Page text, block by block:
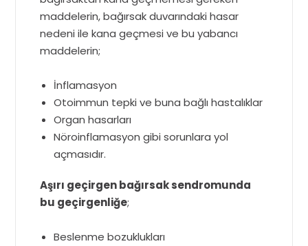
maddelerin, bağırsak duvarındaki hasar
nedeni ile kana geçmesi ve bu yabancı
maddelerin;
İnflamasyon
Otoimmun tepki ve buna bağlı hastalıklar
Organ hasarları
Nöroinflamasyon gibi sorunlara yol
açmasıdır.
Aşırı geçirgen bağırsak sendromunda
bu geçirgenliğe;
Beslenme bozuklukları